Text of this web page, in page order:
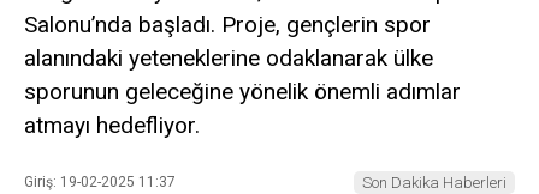
Salonu’nda başladı. Proje, gençlerin spor
alanındaki yeteneklerine odaklanarak ülke
sporunun geleceğine yönelik önemli adımlar
atmayı hedefliyor.
Giriş: 19-02-2025 11:37
Son Dakika Haberleri